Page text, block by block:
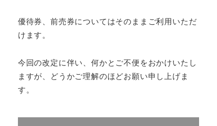
優待券、前売券についてはそのままご利用いただ
けます。
今回の改定に伴い、何かとご不便をおかけいたし
ますが、どうかご理解のほどお願い申し上げま
す。